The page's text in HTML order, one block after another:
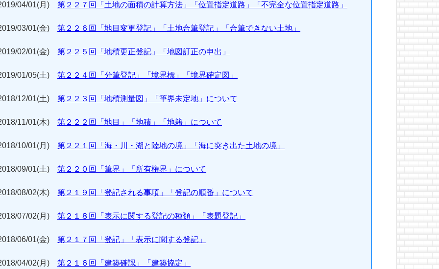
04/01(月)第２２７回「土地の面積の計算方法」「位置指定道路」「不完全な位置指定道路」
03/01(金)第２２６回「地目変更登記」「土地合筆登記」「合筆できない土地」
02/01(金)第２２５回「地積更正登記」「地図訂正の申出」
01/05(土)第２２４回「分筆登記」「境界標」「境界確定図」
12/01(土)第２２３回「地積測量図」「筆界未定地」について
11/01(木)第２２２回「地目」「地積」「地籍」について
10/01(月)第２２１回「海・川・湖と陸地の境」「海に突き出た土地の境」
09/01(土)第２２０回「筆界」「所有権界」について
08/02(木)第２１９回「登記される事項」「登記の順番」について
07/02(月)第２１８回「表示に関する登記の種類」「表題登記」
06/01(金)第２１７回「登記」「表示に関する登記」
04/02(月)第２１６回「建築確認」「建築協定」